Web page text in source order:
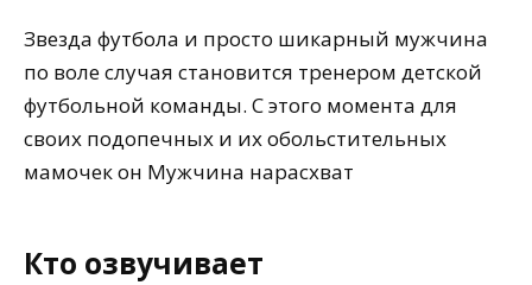
Звезда футбола и просто шикарный мужчина
по воле случая становится тренером детской
футбольной команды. С этого момента для
своих подопечных и их обольстительных
мамочек он Мужчина нарасхват
Кто озвучивает